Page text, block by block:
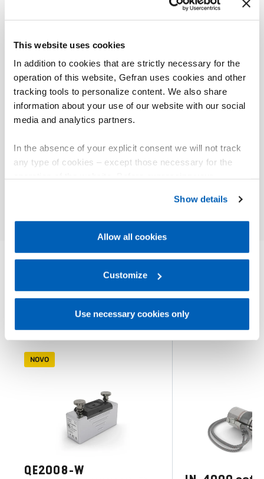
This website uses cookies
In addition to cookies that are strictly necessary for the
operation of this website, Gefran uses cookies and other
tracking tools to personalize content. We also share
information about your use of our website with our social
media and analytics partners.
In the absence of your explicit consent we will not track
any type of cookies – except those necessary for the
Gefran - Cookie
policy.
regarding processing of personal data, at the following
Gefran - Privacy Policy.
Show details
Allow all cookies
Customize
Use necessary cookies only
Os sensores GE1029 requerem uma reinicialização
cíclica.
01 Descrição
Pode lhe interessar
NOVO
QE2008-W